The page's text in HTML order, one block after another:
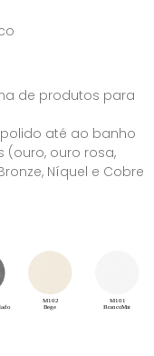
de produtos para
até ao banho
(ouro, ouro rosa,
Níquel e Cobre